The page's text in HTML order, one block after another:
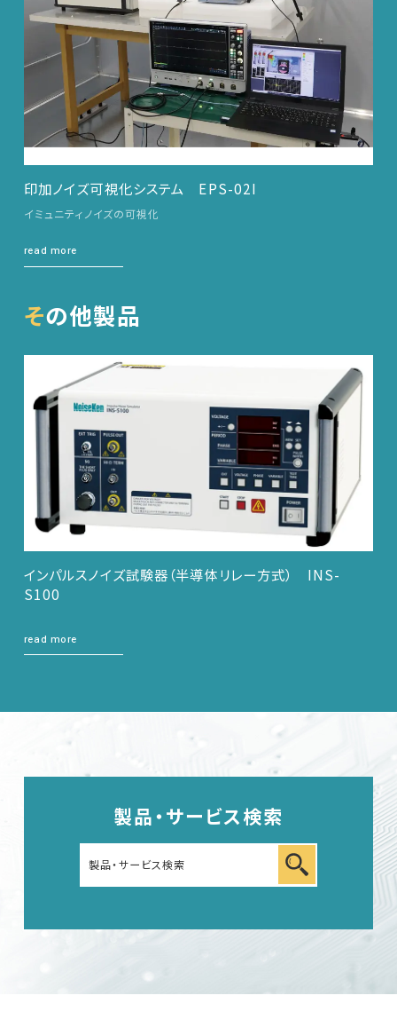
印加ノイズ可視化システム EPS-02I
イミュニティノイズの可視化
read more
その他製品
インパルスノイズ試験器（半導体リレー方式） INS-
S100
read more
製品・サービス検索